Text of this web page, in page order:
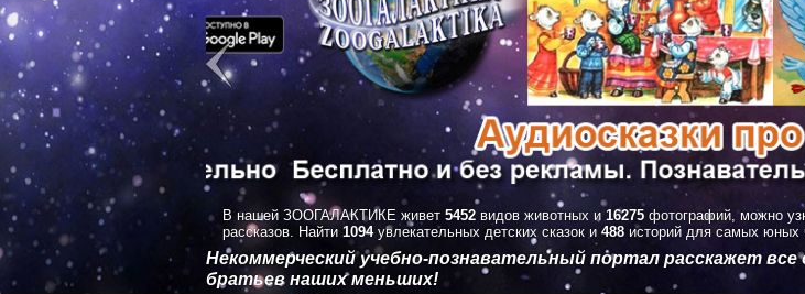
В нашей ЗООГАЛАКТИКЕ живет 5452 видов животных и 16275 фотографий, можно
рассказов. Найти 1094увлекательных детских сказок и 488 историй для самых юных
Некоммерческий учебно-познавательный портал расскажет
братьев наших меньших!